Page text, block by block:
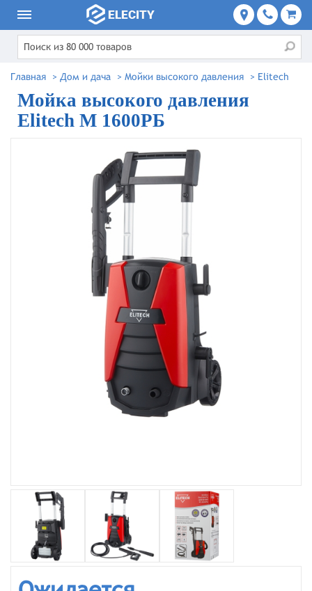
Главная > Дом и дача > Мойки высокого давления > Elitech
Мойка высокого давления
Elitech М 1600РБ